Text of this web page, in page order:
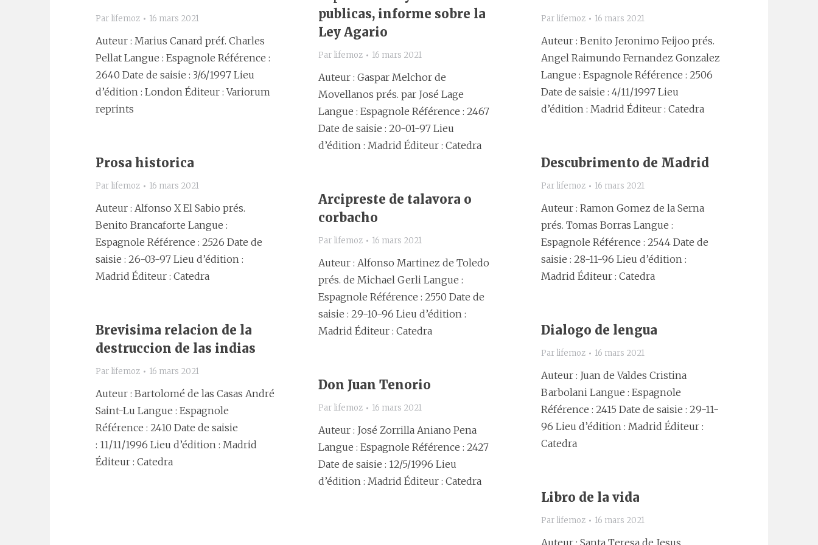
Par lifemoz 16 mars 2021
Auteur : Marius Canard préf. Charles
Pellat Langue : Espagnole Référence :
2640 Date de saisie : 3/6/1997 Lieu
d’édition : London Éditeur : Variorum
reprints
publicas, informe sobre la
Ley Agario
Par lifemoz 16 mars 2021
Auteur : Gaspar Melchor de
Movellanos prés. par José Lage
Langue : Espagnole Référence : 2467
Date de saisie : 20-01-97 Lieu
d’édition : Madrid Éditeur : Catedra
Par lifemoz 16 mars 2021
Auteur : Benito Jeronimo Feijoo prés.
Angel Raimundo Fernandez Gonzalez
Langue : Espagnole Référence : 2506
Date de saisie : 4/11/1997 Lieu
d’édition : Madrid Éditeur : Catedra
Prosa historica
Par lifemoz 16 mars 2021
Auteur : Alfonso X El Sabio prés.
Benito Brancaforte Langue :
Espagnole Référence : 2526 Date de
saisie : 26-03-97 Lieu d’édition :
Madrid Éditeur : Catedra
Descubrimento de Madrid
Par lifemoz 16 mars 2021
Auteur : Ramon Gomez de la Serna
prés. Tomas Borras Langue :
Espagnole Référence : 2544 Date de
saisie : 28-11-96 Lieu d’édition :
Madrid Éditeur : Catedra
Arcipreste de talavora o
corbacho
Par lifemoz 16 mars 2021
Auteur : Alfonso Martinez de Toledo
prés. de Michael Gerli Langue :
Espagnole Référence : 2550 Date de
saisie : 29-10-96 Lieu d’édition :
Madrid Éditeur : Catedra
Brevisima relacion de la
destruccion de las indias
Par lifemoz 16 mars 2021
Auteur : Bartolomé de las Casas André
Saint-Lu Langue : Espagnole
Référence : 2410 Date de saisie
: 11/11/1996 Lieu d’édition : Madrid
Éditeur : Catedra
Dialogo de lengua
Par lifemoz 16 mars 2021
Auteur : Juan de Valdes Cristina
Barbolani Langue : Espagnole
Référence : 2415 Date de saisie : 29-11-
96 Lieu d’édition : Madrid Éditeur :
Catedra
Don Juan Tenorio
Par lifemoz 16 mars 2021
Auteur : José Zorrilla Aniano Pena
Langue : Espagnole Référence : 2427
Date de saisie : 12/5/1996 Lieu
d’édition : Madrid Éditeur : Catedra
Libro de la vida
Par lifemoz 16 mars 2021
Auteur : Santa Teresa de Jesus